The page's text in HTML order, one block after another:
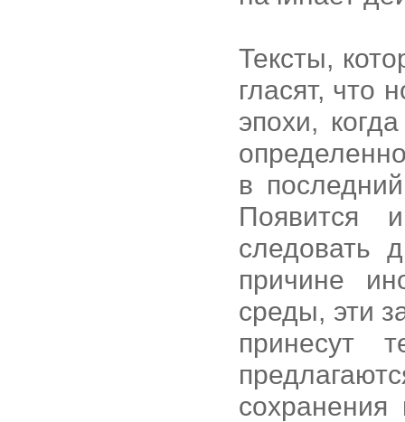
Тексты,
гласят, что
эпохи,
в
Появится
следовать
причине
среды, эти
принесут